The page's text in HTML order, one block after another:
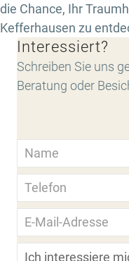
die Chance, Ihr
Kefferhausen zu
Interessiert?
Schreiben Sie uns
Beratung oder